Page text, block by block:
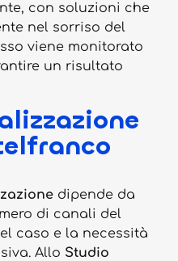
con soluzioni che
nel sorriso del
viene monitorato
un risultato
dipende da
di canali del
caso e la necessità
Allo Studio